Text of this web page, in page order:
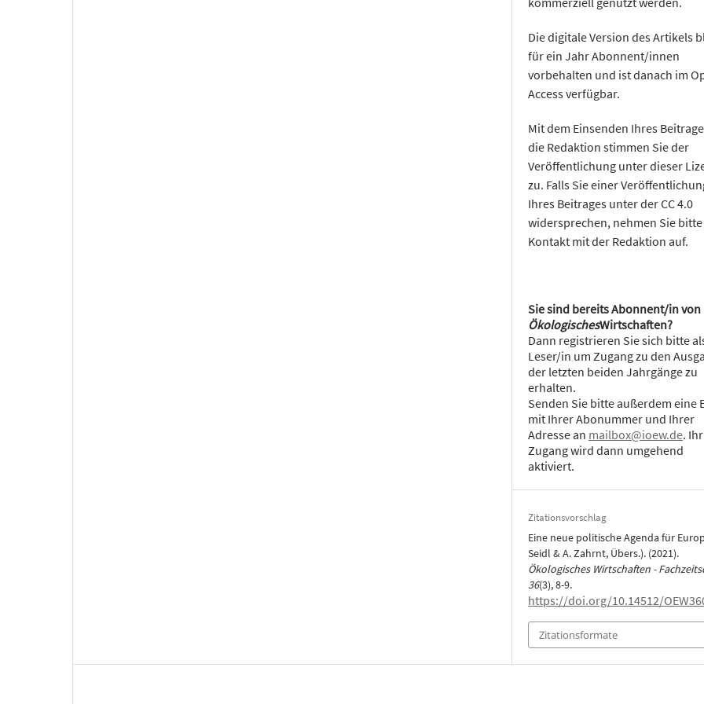
Die digitale Version des Artikels
für ein Jahr Abonnent/innen
vorbehalten und ist danach im
Access verfügbar.
Mit dem Einsenden Ihres
die Redaktion stimmen Sie der
Veröffentlichung unter dieser
zu. Falls Sie einer
Ihres Beitrages unter der CC 4.0
widersprechen, nehmen Sie bitte
Kontakt mit der Redaktion auf.
Sie sind bereits Abonnent/in von
ÖkologischesWirtschaften?
Dann registrieren Sie sich bitte
Leser/in um Zugang zu den
der letzten beiden Jahrgänge zu
erhalten.
Senden Sie bitte außerdem eine
mit Ihrer Abonummer und Ihrer
Adresse an mailbox@ioew.de. Ihr
Zugang wird dann umgehend
aktiviert.
Zitationsvorschlag
Eine neue politische Agenda für
Seidl & A. Zahrnt, Übers.). (2021).
Ökologisches Wirtschaften -
36(3), 8-9.
https://doi.org/10.14512/
Zitationsformate